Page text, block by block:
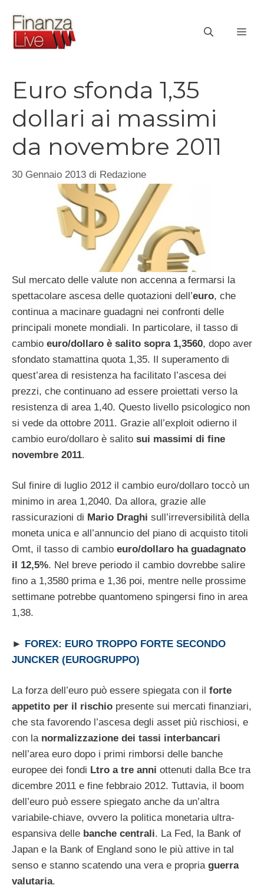
contenuto
Euro sfonda 1,35
dollari ai massimi
da novembre 2011
30 Gennaio 2013 di Redazione
Sul mercato delle valute non accenna a fermarsi la
spettacolare ascesa delle quotazioni dell’euro, che
continua a macinare guadagni nei confronti delle
principali monete mondiali. In particolare, il tasso di
cambio euro/dollaro è salito sopra 1,3560, dopo aver
sfondato stamattina quota 1,35. Il superamento di
quest’area di resistenza ha facilitato l’ascesa dei
prezzi, che continuano ad essere proiettati verso la
resistenza di area 1,40. Questo livello psicologico non
si vede da ottobre 2011. Grazie all’exploit odierno il
cambio euro/dollaro è salito sui massimi di fine
novembre 2011.
Sul finire di luglio 2012 il cambio euro/dollaro toccò un
minimo in area 1,2040. Da allora, grazie alle
rassicurazioni di Mario Draghi sull’irreversibilità della
moneta unica e all’annuncio del piano di acquisto titoli
Omt, il tasso di cambio euro/dollaro ha guadagnato
il 12,5%. Nel breve periodo il cambio dovrebbe salire
fino a 1,3580 prima e 1,36 poi, mentre nelle prossime
settimane potrebbe quantomeno spingersi fino in area
1,38.
► FOREX: EURO TROPPO FORTE SECONDO
JUNCKER (EUROGRUPPO)
La forza dell’euro può essere spiegata con il forte
appetito per il rischio presente sui mercati finanziari,
che sta favorendo l’ascesa degli asset più rischiosi, e
con la normalizzazione dei tassi interbancari
nell’area euro dopo i primi rimborsi delle banche
europee dei fondi Ltro a tre anni ottenuti dalla Bce tra
dicembre 2011 e fine febbraio 2012. Tuttavia, il boom
dell’euro può essere spiegato anche da un’altra
variabile-chiave, ovvero la politica monetaria ultra-
espansiva delle banche centrali. La Fed, la Bank of
Japan e la Bank of England sono le più attive in tal
senso e stanno scatendo una vera e propria guerra
valutaria.